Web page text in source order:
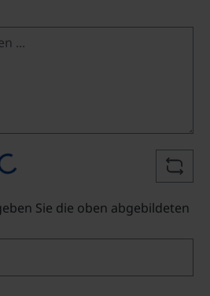
Sie die oben abgebildeten